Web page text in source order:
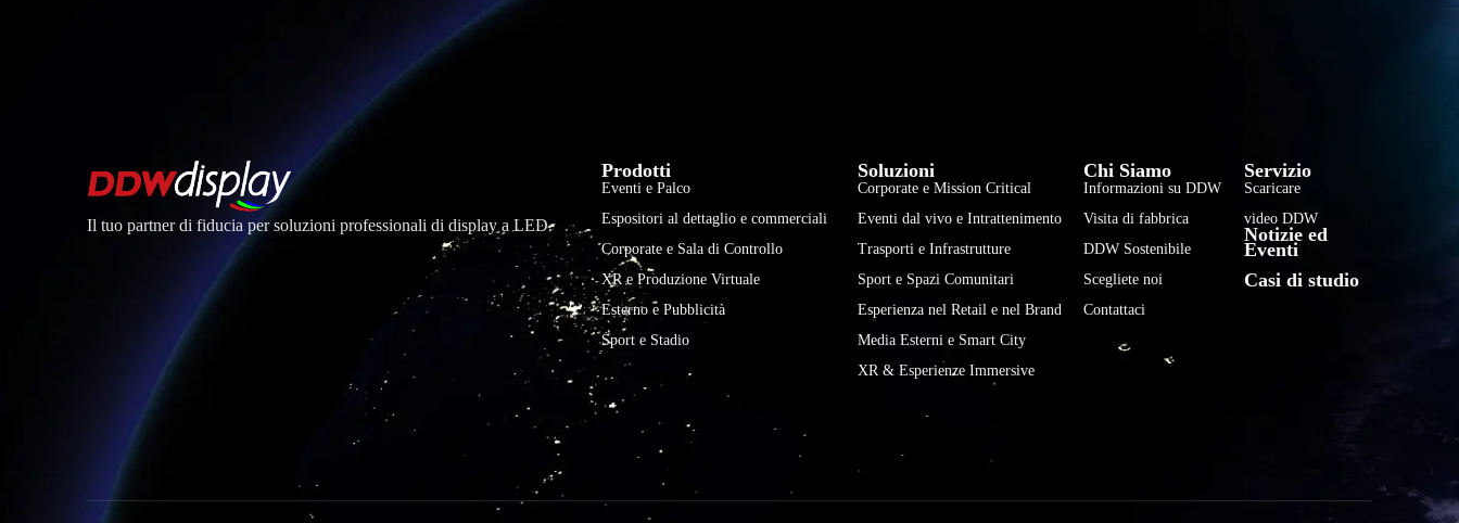
Il tuo partner di fiducia per soluzioni professionali di display a LED.
Prodotti
Eventi e Palco
Espositori al dettaglio e commerciali
Corporate e Sala di Controllo
XR e Produzione Virtuale
Esterno e Pubblicità
Sport e Stadio
Soluzioni
Corporate e Mission Critical
Eventi dal vivo e Intrattenimento
Trasporti e Infrastrutture
Sport e Spazi Comunitari
Esperienza nel Retail e nel Brand
Media Esterni e Smart City
XR & Esperienze Immersive
Chi Siamo
Informazioni su DDW
Visita di fabbrica
DDW Sostenibile
Scegliete noi
Contattaci
Servizio
Scaricare
video DDW
Notizie ed
Eventi
Casi di studio
Português
Tiếng Việt
한국어
Bahasa Indonesia